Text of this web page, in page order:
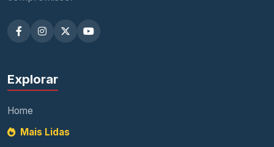
Explorar
Home
Mais Lidas